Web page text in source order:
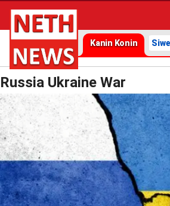
Kanin Konin
Russia Ukraine War